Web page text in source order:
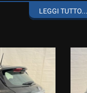
LEGGI TUTTO...